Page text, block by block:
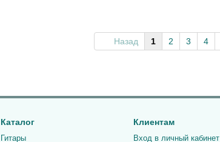
Назад 1 2 3 4
Каталог
Гитары
Клиентам
Вход в личный кабинет